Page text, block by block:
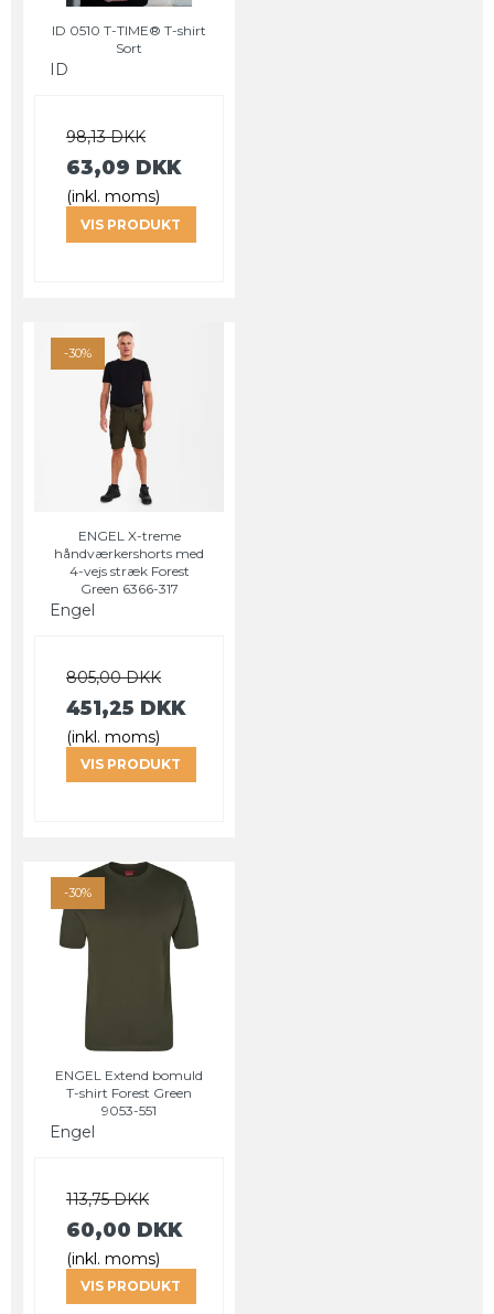
ID 0510 T-TIME® T-shirt
Sort
ID
98,13 DKK
63,09 DKK
(inkl. moms)
VIS PRODUKT
-30%
ENGEL X-treme
håndværkershorts med
4-vejs stræk Forest
Green 6366-317
Engel
805,00 DKK
451,25 DKK
(inkl. moms)
VIS PRODUKT
-30%
ENGEL Extend bomuld
T-shirt Forest Green
9053-551
Engel
113,75 DKK
60,00 DKK
(inkl. moms)
VIS PRODUKT